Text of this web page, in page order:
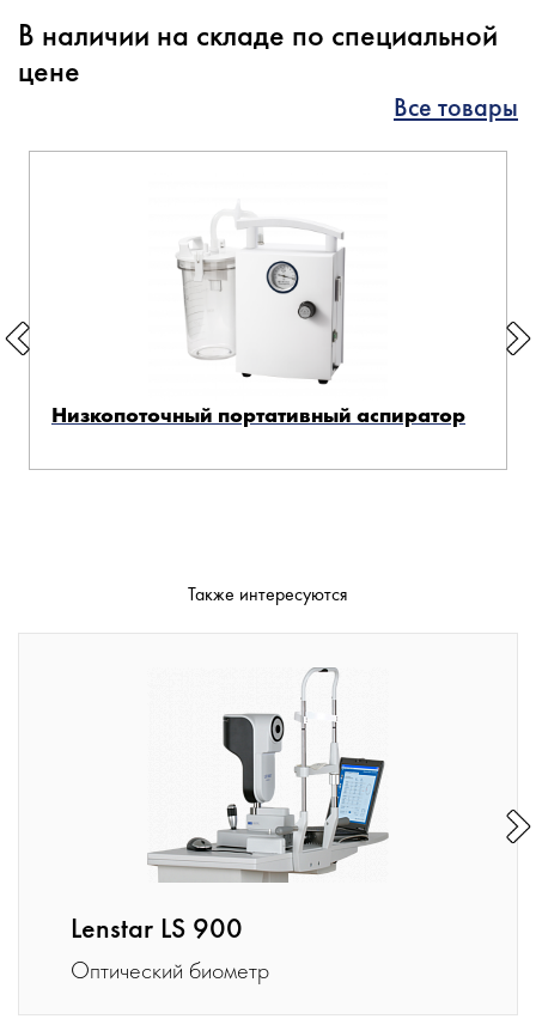
В наличии на складе по специальной
цене
Все товары
Низкопоточный портативный аспиратор
Также интересуются
Lenstar LS 900
Оптический биометр